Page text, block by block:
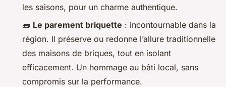
les saisons, pour un charme authentique.
🧱 Le parement briquette : incontournable dans la
région. Il préserve ou redonne l’allure traditionnelle
des maisons de briques, tout en isolant
efficacement. Un hommage au bâti local, sans
compromis sur la performance.